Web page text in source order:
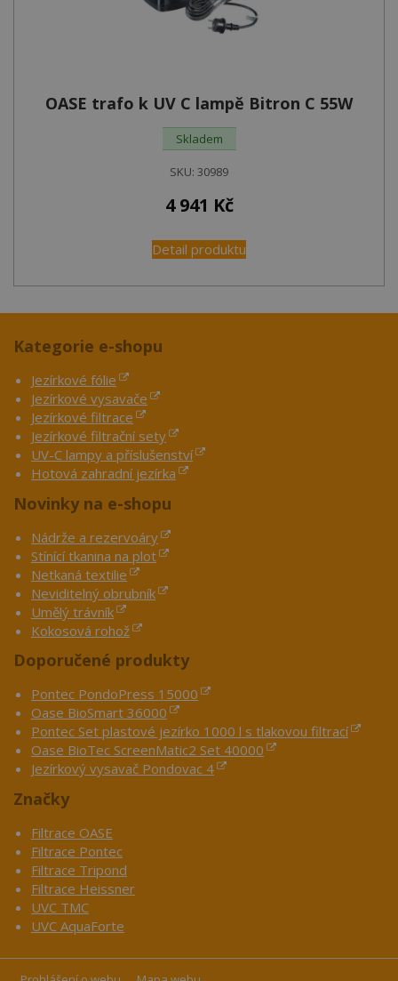
OASE trafo k UV C lampě Bitron C 55W
Skladem
SKU: 30989
4 941 Kč
Detail produktu
Kategorie e-shopu
Jezírkové fólie
Jezírkové vysavače
Jezírkové filtrace
Jezírkové filtrační sety
UV-C lampy a příslušenství
Hotová zahradní jezírka
Novinky na e-shopu
Nádrže a rezervoáry
Stínící tkanina na plot
Netkaná textilie
Neviditelný obrubník
Umělý trávník
Kokosová rohož
Doporučené produkty
Pontec PondoPress 15000
Oase BioSmart 36000
Pontec Set plastové jezírko 1000 l s tlakovou filtrací
Oase BioTec ScreenMatic2 Set 40000
Jezírkový vysavač Pondovac 4
Značky
Filtrace OASE
Filtrace Pontec
Filtrace Tripond
Filtrace Heissner
UVC TMC
UVC AquaForte